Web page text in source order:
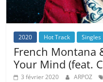
2020 Hot Track Singles
French Montana
Your Mind (feat.
3 février 2020 ARPOZ